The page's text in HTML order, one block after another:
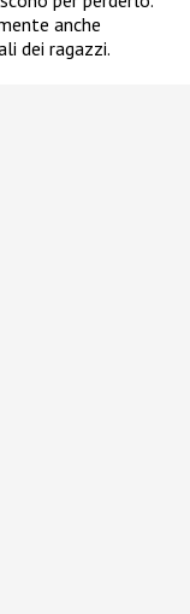
anche
dei ragazzi.